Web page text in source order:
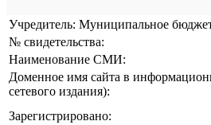
Учредитель: Муниципальное
№ свидетельства:
Наименование СМИ:
Доменное имя сайта в
сетевого издания):
Зарегистрировано: